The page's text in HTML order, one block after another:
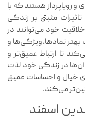
رویاپرداز هستند که با
مثبتی بر زندگی
خود می‌توانند در
نمادها، ویژگی‌ها و
تا ارتباط عمیق‌تر و
آن‌ها در زندگی خود لذت
خیال و احساسات عمیق
می‌کند.
اسفند